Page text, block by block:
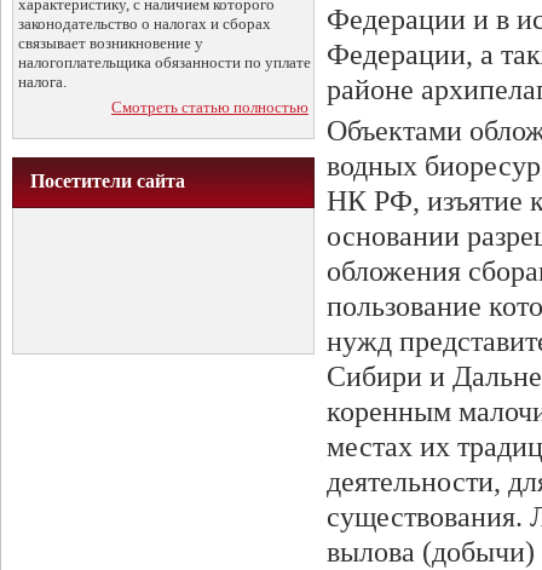
характеристику, с наличием которого
законодательство о налогах и сборах
связывает возникновение у
налогоплательщика обязанности по уплате
налога.
Смотреть статью полностью
Посетители сайта
Федерации и в
Федерации, а
районе
Объектами
водных
НК РФ, изъятие
основании
обложения
пользование
нужд
Сибири и
коренным
местах их
деятельности,
существования.
вылова